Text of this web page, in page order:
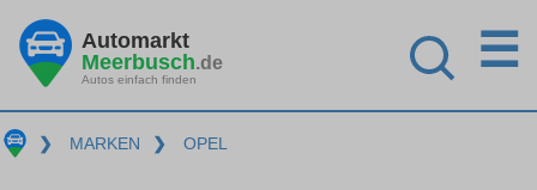
Automarkt
Meerbusch.de
Autos einfach finden
☰
❯ MARKEN ❯ OPEL